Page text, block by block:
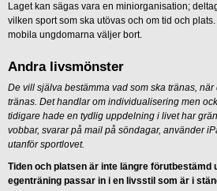
Laget kan sägas vara en miniorganisation;
vilken sport som ska utövas och om tid och
mobila ungdomarna väljer bort.
Andra livsmönster
De vill själva bestämma vad som ska tränas,
tränas. Det handlar om individualisering men
tidigare hade en tydlig uppdelning i livet har
vobbar, svarar på mail på söndagar, använder
utanför sportlovet.
Tiden och platsen är inte längre förutbestämd
egenträning passar in i en livsstil som är i